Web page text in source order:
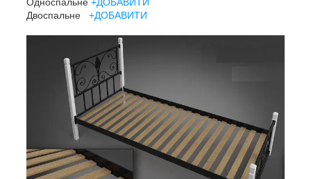
Двоспальне +ДОБАВИТИ